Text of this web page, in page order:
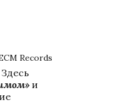
Records
и